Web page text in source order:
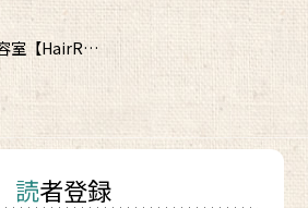
室【HairR…
読者登録